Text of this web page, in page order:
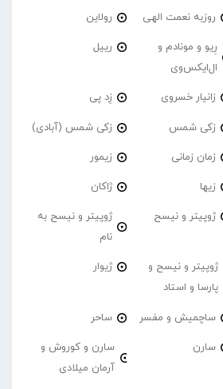
روزبه نعمت الهی رولاین
رِیو و مونادم و
ال‌ایکس‌وی
رییل
زانیار خسروی زِد پی
زکی شمس زکی شمس (آبادی)
زمان زمانی زیمور
زیها ژاکان
ژوپیتر و نیسح
ژوپیتر و نیسح به
نام
ژوپیتر و نیسح و
پارسا و استاد
ژیوار
ساچمیش و مفسر ساحر
سارن
سارن و کوروش و
آرمان میلادی